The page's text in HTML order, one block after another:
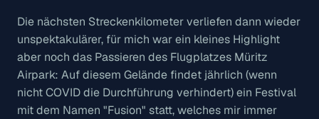
Die nächsten Streckenkilometer verliefen dann wieder
unspektakulärer, für mich war ein kleines Highlight
aber noch das Passieren des Flugplatzes Müritz
Airpark: Auf diesem Gelände findet jährlich (wenn
nicht COVID die Durchführung verhindert) ein Festival
mit dem Namen "Fusion" statt, welches mir immer